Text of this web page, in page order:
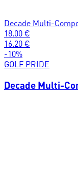
Decade Multi-
18.00 €
16.20 €
-10%
GOLF PRIDE
Decade Multi-